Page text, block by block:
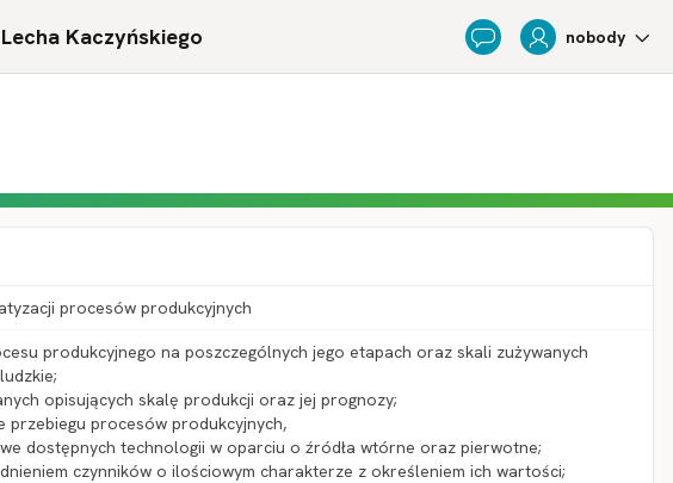
Kaczyńskiego Feedback nobody
procesów produkcyjnych
produkcyjnego na poszczególnych jego etapach oraz skali zużywanych
opisujących skalę produkcji oraz jej prognozy;
przebiegu procesów produkcyjnych,
dostępnych technologii w oparciu o źródła wtórne oraz pierwotne;
czynników o ilościowym charakterze z określeniem ich wartości;